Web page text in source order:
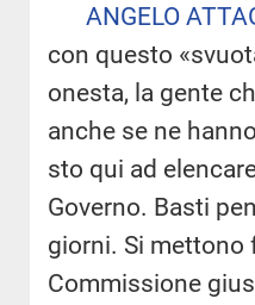
ANGELO
con questo
onesta, la gente
anche se ne
sto qui ad
Governo. Basti
giorni. Si mettono
Commissione